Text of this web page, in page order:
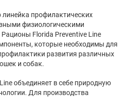
линейка профилактических
физиологическими
Florida Preventive Line
которые необходимы для
развития различных
и собак.
объединяет в себе природную
Для производства